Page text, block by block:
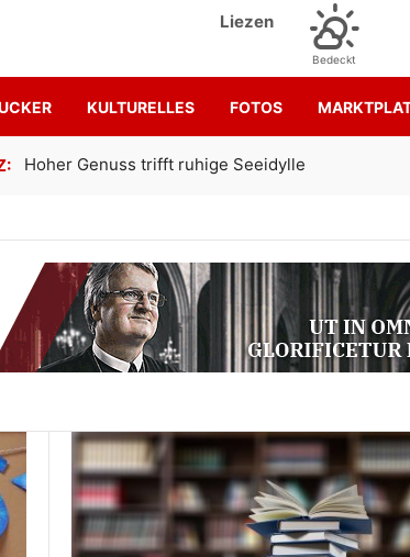
Liezen
Bedeckt
KULTURELLES FOTOS
Gemeinsam für den SK Sturm